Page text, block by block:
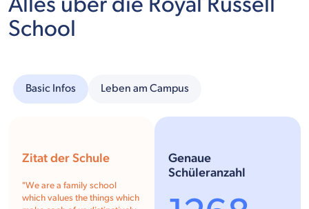
School
Basic Infos Leben am Campus
Zitat der Schule
"We are a family school
which values the things which
Genaue
Schüleranzahl